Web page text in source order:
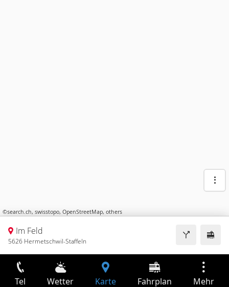
©search.ch, swisstopo, OpenStreetMap, others
Im Feld
5626 Hermetschwil-Staffeln
Tel Wetter Karte Fahrplan Mehr